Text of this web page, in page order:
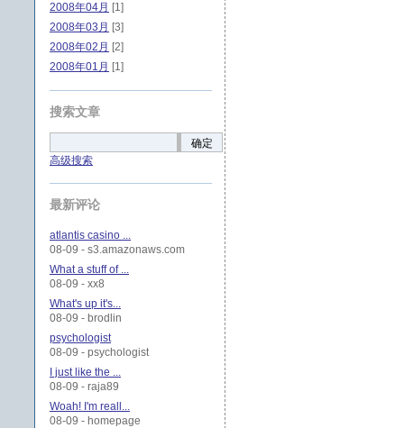
2008年04月 [1]
2008年03月 [3]
2008年02月 [2]
2008年01月 [1]
搜索文章
确定
高级搜索
最新评论
atlantis casino ...
08-09 - s3.amazonaws.com
What a stuff of ...
08-09 - xx8
What's up it's...
08-09 - brodlin
psychologist
08-09 - psychologist
I just like the ...
08-09 - raja89
Woah! I'm reall...
08-09 - homepage